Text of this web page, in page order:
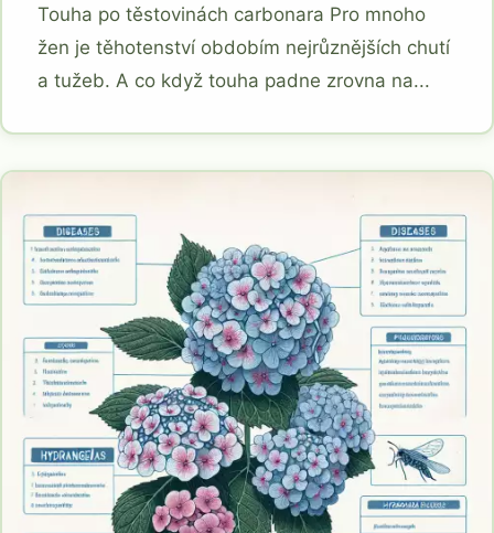
Touha po těstovinách carbonara Pro mnoho
žen je těhotenství obdobím nejrůznějších chutí
a tužeb. A co když touha padne zrovna na...